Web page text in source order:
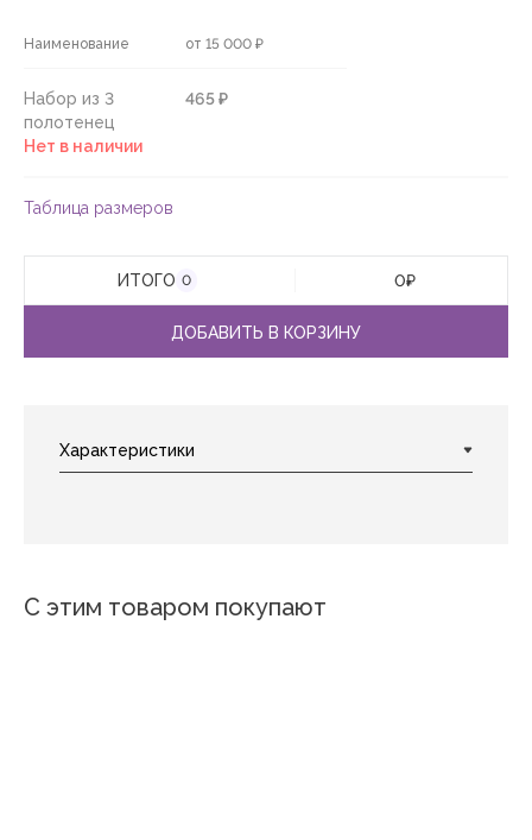
Наименование от 15 000 ₽
Набор из 3
полотенец
465 ₽
Нет в наличии
Таблица размеров
ИТОГО 0 0₽
ДОБАВИТЬ В КОРЗИНУ
С этим товаром покупают